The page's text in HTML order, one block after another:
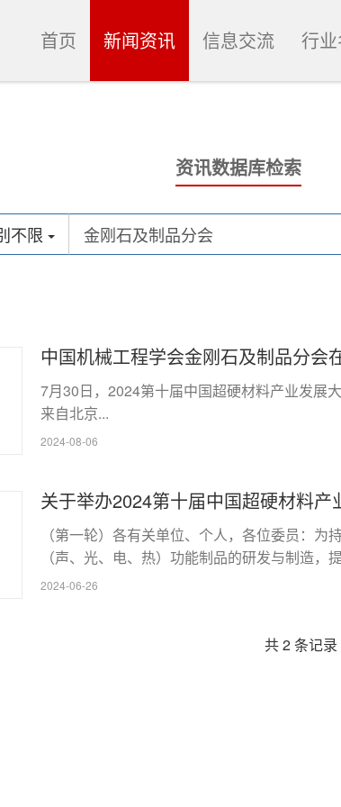
首页 新闻资讯 信息交流 行
资讯数据库检索
不限
中国机械工程学会金刚石及制品分会
7月30日，2024第十届中国超硬材料产业发展
来自北京...
2024-08-06
（第一轮）各有关单位、个人，各位委员：
（声、光、电、热）功能制品的研发与制造，
2024-06-26
共 2 条记录